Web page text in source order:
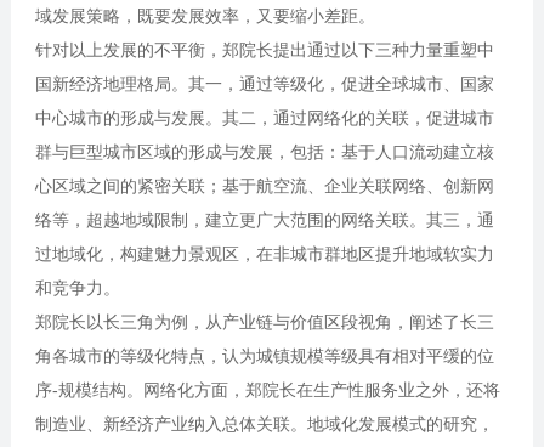
域发展策略，既要发展效率，又要缩小差距。
针对以上发展的不平衡，郑院长提出通过以下三种力量重塑中
国新经济地理格局。其一，通过等级化，促进全球城市、国家
中心城市的形成与发展。其二，通过网络化的关联，促进城市
群与巨型城市区域的形成与发展，包括：基于人口流动建立核
心区域之间的紧密关联；基于航空流、企业关联网络、创新网
络等，超越地域限制，建立更广大范围的网络关联。其三，通
过地域化，构建魅力景观区，在非城市群地区提升地域软实力
和竞争力。
郑院长以长三角为例，从产业链与价值区段视角，阐述了长三
角各城市的等级化特点，认为城镇规模等级具有相对平缓的位
序-规模结构。网络化方面，郑院长在生产性服务业之外，还将
制造业、新经济产业纳入总体关联。地域化发展模式的研究，